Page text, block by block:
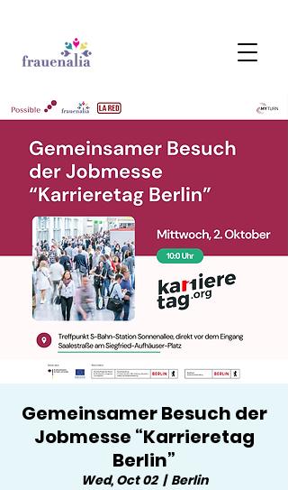
Gemeinsamer Besuch der
Jobmesse “Karrieretag
Berlin”
Wed, Oct 02
  |
Berlin